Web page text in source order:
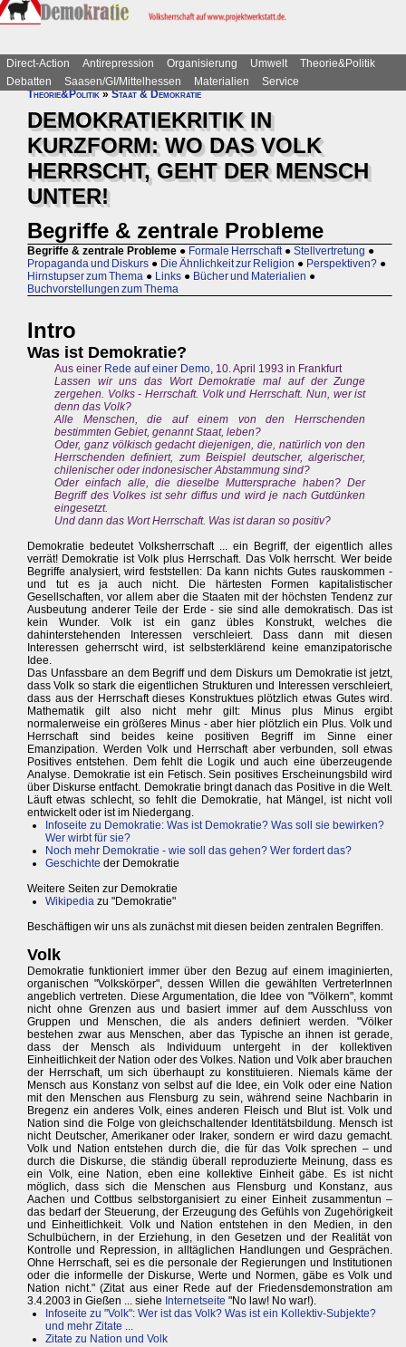
Direct-Action Antirepression Organisierung Umwelt
Theorie&Politik
Debatten
Saasen/GI/Mittelhessen Materialien
Service
Theorie&Politik»Staat & Demokratie
DEMOKRATIEKRITIK IN
KURZFORM: WO DAS VOLK
HERRSCHT, GEHT DER MENSCH
UNTER!
Begriffe & zentrale Probleme
Begriffe & zentrale Probleme ● Formale Herrschaft ● Stellvertretung ●
Propaganda und Diskurs ● Die Ähnlichkeit zur Religion ● Perspektiven? ●
Hirnstupser zum Thema ● Links ● Bücher und Materialien ●
Buchvorstellungen zum Thema
Intro
Was ist Demokratie?
Aus einer Rede auf einer Demo, 10. April 1993 in Frankfurt
Lassen wir uns das Wort Demokratie mal auf der Zunge
zergehen. Volks - Herrschaft. Volk und Herrschaft. Nun, wer ist
denn das Volk?
Alle Menschen, die auf einem von den Herrschenden
bestimmten Gebiet, genannt Staat, leben?
Oder, ganz völkisch gedacht diejenigen, die, natürlich von den
Herrschenden definiert, zum Beispiel deutscher, algerischer,
chilenischer oder indonesischer Abstammung sind?
Oder einfach alle, die dieselbe Muttersprache haben? Der
Begriff des Volkes ist sehr diffus und wird je nach Gutdünken
eingesetzt.
Und dann das Wort Herrschaft. Was ist daran so positiv?
Demokratie bedeutet Volksherrschaft ... ein Begriff, der eigentlich alles
verrät! Demokratie ist Volk plus Herrschaft. Das Volk herrscht. Wer beide
Begriffe analysiert, wird feststellen: Da kann nichts Gutes rauskommen -
und tut es ja auch nicht. Die härtesten Formen kapitalistischer
Gesellschaften, vor allem aber die Staaten mit der höchsten Tendenz zur
Ausbeutung anderer Teile der Erde - sie sind alle demokratisch. Das ist
kein Wunder. Volk ist ein ganz übles Konstrukt, welches die
dahinterstehenden Interessen verschleiert. Dass dann mit diesen
Interessen geherrscht wird, ist selbsterklärend keine emanzipatorische
Idee.
Das Unfassbare an dem Begriff und dem Diskurs um Demokratie ist jetzt,
dass Volk so stark die eigentlichen Strukturen und Interessen verschleiert,
dass aus der Herrschaft dieses Konstruktues plötzlich etwas Gutes wird.
Mathematik gilt also nicht mehr gilt: Minus plus Minus ergibt
normalerweise ein größeres Minus - aber hier plötzlich ein Plus. Volk und
Herrschaft sind beides keine positiven Begriff im Sinne einer
Emanzipation. Werden Volk und Herrschaft aber verbunden, soll etwas
Positives entstehen. Dem fehlt die Logik und auch eine überzeugende
Analyse. Demokratie ist ein Fetisch. Sein positives Erscheinungsbild wird
über Diskurse entfacht. Demokratie bringt danach das Positive in die Welt.
Läuft etwas schlecht, so fehlt die Demokratie, hat Mängel, ist nicht voll
entwickelt oder ist im Niedergang.
Infoseite zu Demokratie: Was ist Demokratie? Was soll sie bewirken?
Wer wirbt für sie?
Noch mehr Demokratie - wie soll das gehen? Wer fordert das?
Geschichte der Demokratie
Weitere Seiten zur Demokratie
Wikipedia zu "Demokratie"
Beschäftigen wir uns als zunächst mit diesen beiden zentralen Begriffen.
Volk
Demokratie funktioniert immer über den Bezug auf einem imaginierten,
organischen "Volkskörper", dessen Willen die gewählten VertreterInnen
angeblich vertreten. Diese Argumentation, die Idee von "Völkern", kommt
nicht ohne Grenzen aus und basiert immer auf dem Ausschluss von
Gruppen und Menschen, die als anders definiert werden. "Völker
bestehen zwar aus Menschen, aber das Typische an ihnen ist gerade,
dass der Mensch als Individuum untergeht in der kollektiven
Einheitlichkeit der Nation oder des Volkes. Nation und Volk aber brauchen
der Herrschaft, um sich überhaupt zu konstituieren. Niemals käme der
Mensch aus Konstanz von selbst auf die Idee, ein Volk oder eine Nation
mit den Menschen aus Flensburg zu sein, während seine Nachbarin in
Bregenz ein anderes Volk, eines anderen Fleisch und Blut ist. Volk und
Nation sind die Folge von gleichschaltender Identitätsbildung. Mensch ist
nicht Deutscher, Amerikaner oder Iraker, sondern er wird dazu gemacht.
Volk und Nation entstehen durch die, die für das Volk sprechen – und
durch die Diskurse, die ständig überall reproduzierte Meinung, dass es
ein Volk, eine Nation, eben eine kollektive Einheit gäbe. Es ist nicht
möglich, dass sich die Menschen aus Flensburg und Konstanz, aus
Aachen und Cottbus selbstorganisiert zu einer Einheit zusammentun –
das bedarf der Steuerung, der Erzeugung des Gefühls von Zugehörigkeit
und Einheitlichkeit. Volk und Nation entstehen in den Medien, in den
Schulbüchern, in der Erziehung, in den Gesetzen und der Realität von
Kontrolle und Repression, in alltäglichen Handlungen und Gesprächen.
Ohne Herrschaft, sei es die personale der Regierungen und Institutionen
oder die informelle der Diskurse, Werte und Normen, gäbe es Volk und
Nation nicht." (Zitat aus einer Rede auf der Friedensdemonstration am
3.4.2003 in Gießen ... siehe Internetseite "No law! No war!).
Infoseite zu "Volk": Wer ist das Volk? Was ist ein Kollektiv-Subjekte?
und mehr Zitate ...
Zitate zu Nation und Volk